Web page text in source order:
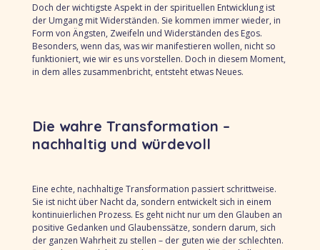
Doch der wichtigste Aspekt in der spirituellen Entwicklung ist
der Umgang mit Widerständen. Sie kommen immer wieder, in
Form von Ängsten, Zweifeln und Widerständen des Egos.
Besonders, wenn das, was wir manifestieren wollen, nicht so
funktioniert, wie wir es uns vorstellen. Doch in diesem Moment,
in dem alles zusammenbricht, entsteht etwas Neues.
Die wahre Transformation –
nachhaltig und würdevoll
Eine echte, nachhaltige Transformation passiert schrittweise.
Sie ist nicht über Nacht da, sondern entwickelt sich in einem
kontinuierlichen Prozess. Es geht nicht nur um den Glauben an
positive Gedanken und Glaubenssätze, sondern darum, sich
der ganzen Wahrheit zu stellen – der guten wie der schlechten.